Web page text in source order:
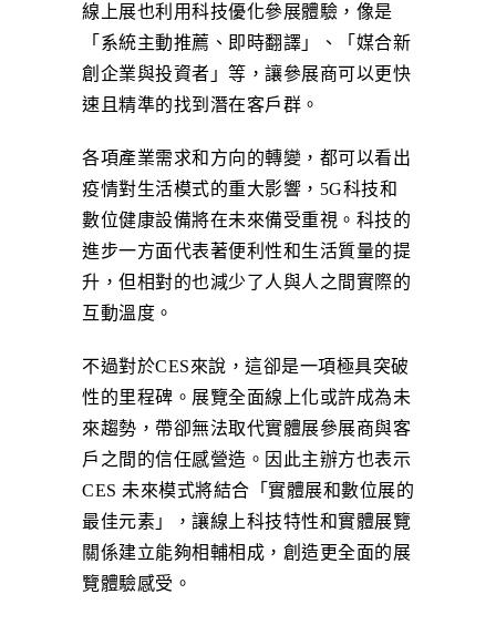
線上展也利用科技優化參展體驗，像是
「系統主動推薦、即時翻譯」、「媒合新
創企業與投資者」等，讓參展商可以更快
速且精準的找到潛在客戶群。
各項產業需求和方向的轉變，都可以看出
疫情對生活模式的重大影響，5G科技和
數位健康設備將在未來備受重視。科技的
進步一方面代表著便利性和生活質量的提
升，但相對的也減少了人與人之間實際的
互動溫度。
不過對於CES來說，這卻是一項極具突破
性的里程碑。展覽全面線上化或許成為未
來趨勢，帶卻無法取代實體展參展商與客
戶之間的信任感營造。因此主辦方也表示
CES 未來模式將結合「實體展和數位展的
最佳元素」，讓線上科技特性和實體展覽
關係建立能夠相輔相成，創造更全面的展
覽體驗感受。